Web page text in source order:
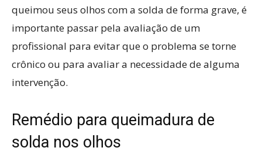
queimou seus olhos com a solda de forma grave, é
importante passar pela avaliação de um
profissional para evitar que o problema se torne
crônico ou para avaliar a necessidade de alguma
intervenção.
Remédio para queimadura de
solda nos olhos